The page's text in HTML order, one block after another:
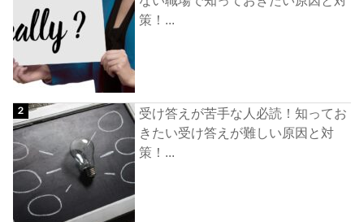
策！...
受け答えが苦手な人必読！知ってお
きたい受け答えが難しい原因と対
策！...